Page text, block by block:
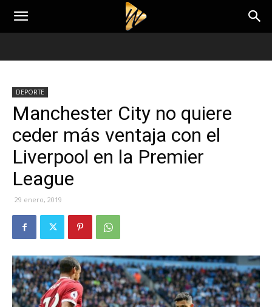
DEPORTE
Manchester City no quiere
ceder más ventaja con el
Liverpool en la Premier
League
29 enero, 2019